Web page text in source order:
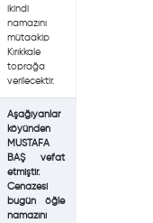
ikindi
namazını
mütaakip
Kırıkkale
toprağa
verilecektir.
Aşağıyanlar
köyünden
MUSTAFA
BAŞ vefat
etmiştir.
Cenazesi
bugün öğle
namazını